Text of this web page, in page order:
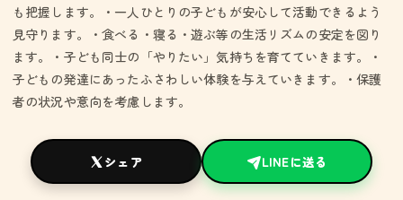
も把握します。・一人ひとりの子どもが安心して活動できるよう
見守ります。・食べる・寝る・遊ぶ等の生活リズムの安定を図り
ます。・子ども同士の「やりたい」気持ちを育てていきます。・
子どもの発達にあったふさわしい体験を与えていきます。・保護
者の状況や意向を考慮します。
シェア LINEに送る